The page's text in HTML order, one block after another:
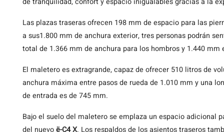
Las plazas traseras ofrecen 198 mm de espacio para las
a sus1.800 mm de anchura exterior, tres personas podrán
total de 1.366 mm de anchura para los hombros y 1.440 mm
El maletero es extragrande, capaz de ofrecer 510 litros de
anchura máxima entre pasos de rueda de 1.010 mm y una
de entrada es de 745 mm.
Bajo el suelo del maletero se emplaza un espacio adicional
del nuevoë-C4 X. Los respaldos de los asientos traseros